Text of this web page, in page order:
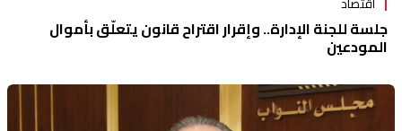
جلسة للجنة الإدارة.. وإقرار اقتراح قانون يتعلّق بأموال
المودعين